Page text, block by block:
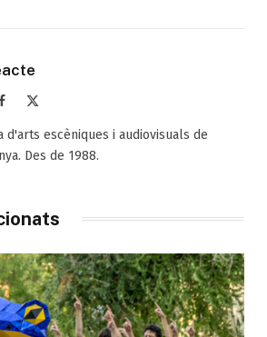
Facebook
d'arts escèniques i audiovisuals de
Des de 1988.